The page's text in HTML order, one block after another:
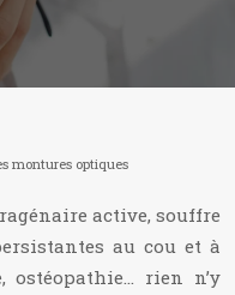
montures optiques
active, souffre
au cou et à
ostéopathie… rien n’y